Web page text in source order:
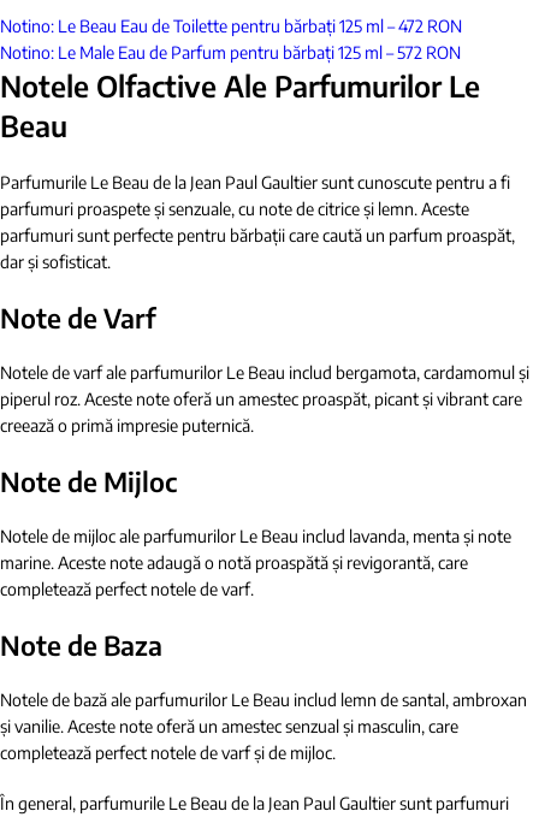
Notino: Le Beau Eau de Toilette pentru bărbați 125 ml – 472 RON
Notino: Le Male Eau de Parfum pentru bărbați 125 ml – 572 RON
Notele Olfactive Ale Parfumurilor Le
Beau
Parfumurile Le Beau de la Jean Paul Gaultier sunt cunoscute pentru a fi
parfumuri proaspete și senzuale, cu note de citrice și lemn. Aceste
parfumuri sunt perfecte pentru bărbații care caută un parfum proaspăt,
dar și sofisticat.
Note de Varf
Notele de varf ale parfumurilor Le Beau includ bergamota, cardamomul și
piperul roz. Aceste note oferă un amestec proaspăt, picant și vibrant care
creează o primă impresie puternică.
Note de Mijloc
Notele de mijloc ale parfumurilor Le Beau includ lavanda, menta și note
marine. Aceste note adaugă o notă proaspătă și revigorantă, care
completează perfect notele de varf.
Note de Baza
Notele de bază ale parfumurilor Le Beau includ lemn de santal, ambroxan
și vanilie. Aceste note oferă un amestec senzual și masculin, care
completează perfect notele de varf și de mijloc.
În general, parfumurile Le Beau de la Jean Paul Gaultier sunt parfumuri